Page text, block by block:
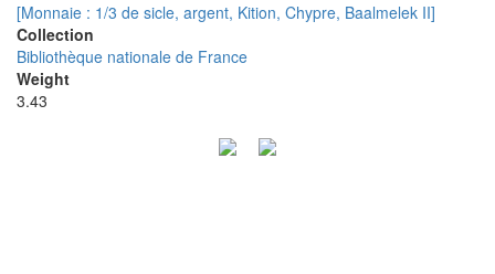
[Monnaie : 1/3 de sicle, argent, Kition, Chypre, Baalmelek II]
Collection
Bibliothèque nationale de France
Weight
3.43